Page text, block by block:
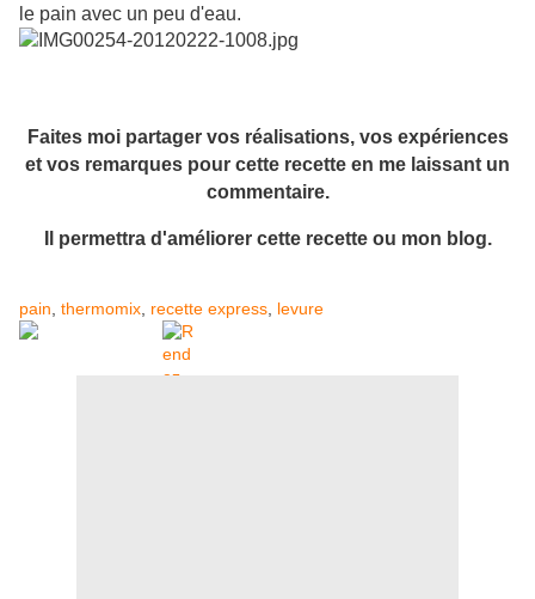
le pain avec un peu d'eau.
Faites moi partager vos réalisations, vos expériences
et vos remarques pour cette recette en me laissant un
commentaire.
Il permettra d'améliorer cette recette ou mon blog.
pain, thermomix, recette express, levure